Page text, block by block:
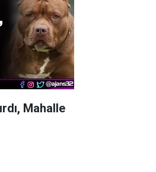
Mahalle